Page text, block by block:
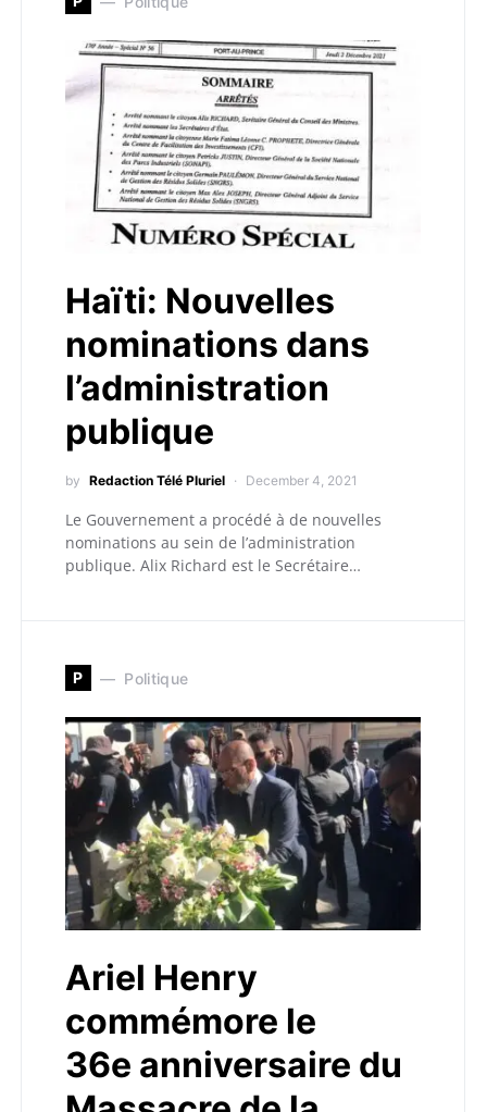
Haïti: Nouvelles
nominations dans
l’administration
publique
by Redaction Télé Pluriel December 4, 2021
Le Gouvernement a procédé à de nouvelles
nominations au sein de l’administration
publique. Alix Richard est le Secrétaire…
P Politique
Ariel Henry
commémore le
36e anniversaire du